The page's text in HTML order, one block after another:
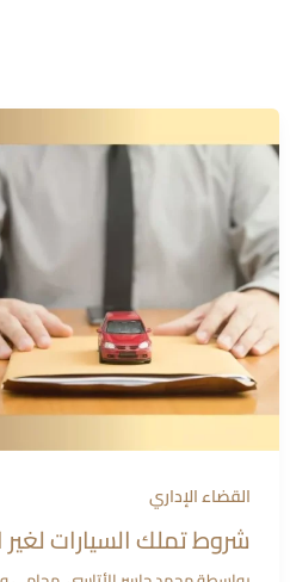
القضاء الإداري
شروط تملك السيارات لغير